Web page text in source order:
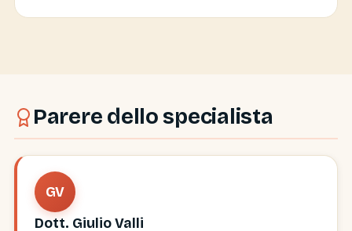
Parere dello specialista
GV
Dott. Giulio Valli